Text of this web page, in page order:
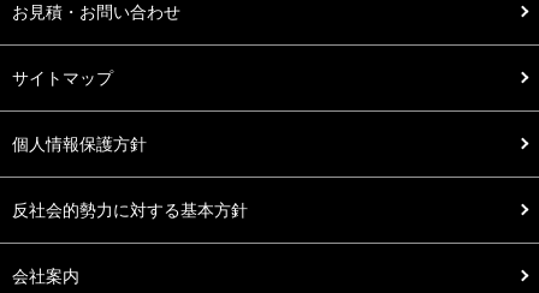
お見積・お問い合わせ
サイトマップ
個人情報保護方針
反社会的勢力に対する基本方針
会社案内